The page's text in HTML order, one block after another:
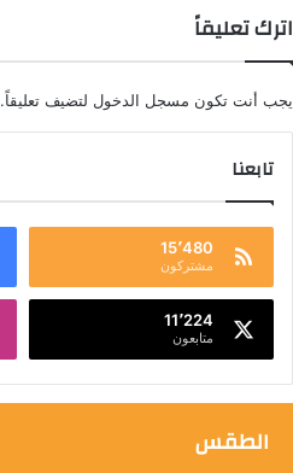
اترك تعليقاً
يجب أنت تكون مسجل الدخول لتضيف تعليقاً.
تابعنا
15٬480
مشتركون
11٬224
متابعون
الطقس